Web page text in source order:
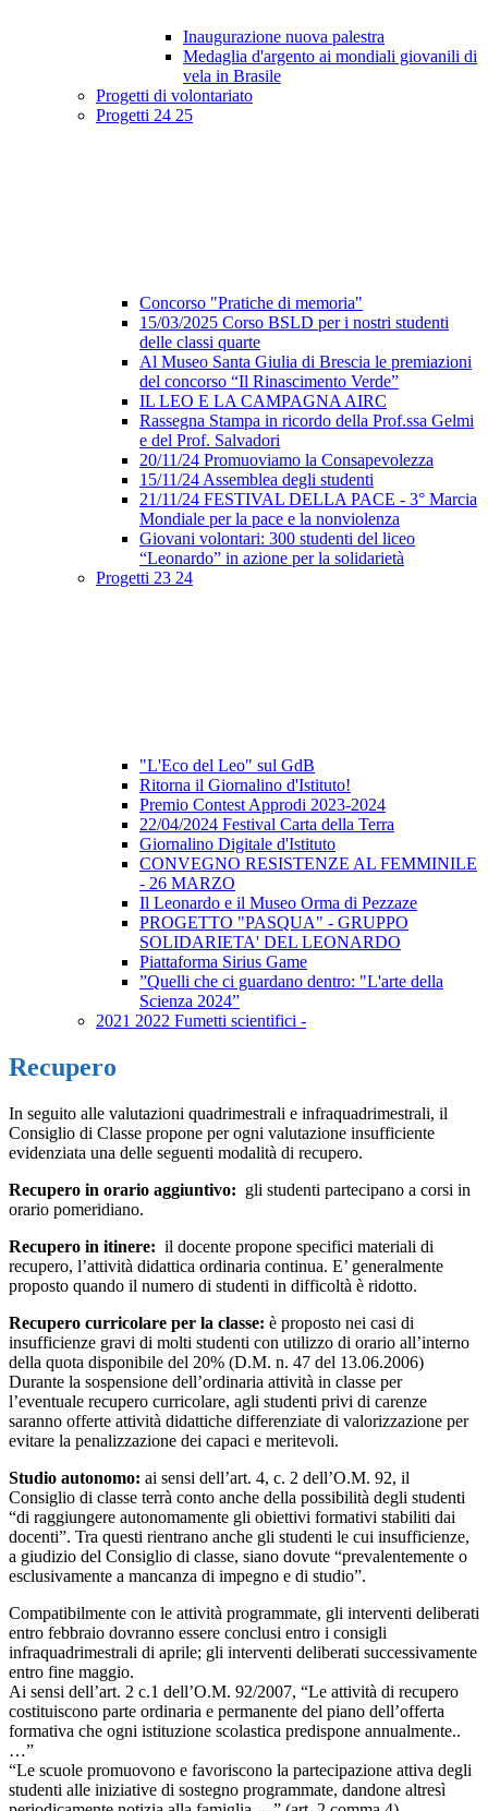
Inaugurazione nuova palestra
Medaglia d'argento ai mondiali giovanili di
vela in Brasile
Progetti di volontariato
Progetti 24 25
Concorso "Pratiche di memoria"
15/03/2025 Corso BSLD per i nostri studenti
delle classi quarte
Al Museo Santa Giulia di Brescia le premiazioni
del concorso “Il Rinascimento Verde”
IL LEO E LA CAMPAGNA AIRC
Rassegna Stampa in ricordo della Prof.ssa Gelmi
e del Prof. Salvadori
20/11/24 Promuoviamo la Consapevolezza
15/11/24 Assemblea degli studenti
21/11/24 FESTIVAL DELLA PACE - 3° Marcia
Mondiale per la pace e la nonviolenza
Giovani volontari: 300 studenti del liceo
“Leonardo” in azione per la solidarietà
Progetti 23 24
"L'Eco del Leo" sul GdB
Ritorna il Giornalino d'Istituto!
Premio Contest Approdi 2023-2024
22/04/2024 Festival Carta della Terra
Giornalino Digitale d'Istituto
CONVEGNO RESISTENZE AL FEMMINILE
- 26 MARZO
Il Leonardo e il Museo Orma di Pezzaze
PROGETTO "PASQUA" - GRUPPO
SOLIDARIETA' DEL LEONARDO
Piattaforma Sirius Game
”Quelli che ci guardano dentro: "L'arte della
Scienza 2024”
2021 2022 Fumetti scientifici -
Recupero
In seguito alle valutazioni quadrimestrali e infraquadrimestrali, il
Consiglio di Classe propone per ogni valutazione insufficiente
evidenziata una delle seguenti modalità di recupero.
Recupero in orario aggiuntivo: gli studenti partecipano a corsi in
orario pomeridiano.
Recupero in itinere: il docente propone specifici materiali di
recupero, l’attività didattica ordinaria continua. E’ generalmente
proposto quando il numero di studenti in difficoltà è ridotto.
Recupero curricolare per la classe: è proposto nei casi di
insufficienze gravi di molti studenti con utilizzo di orario all’interno
della quota disponibile del 20% (D.M. n. 47 del 13.06.2006)
Durante la sospensione dell’ordinaria attività in classe per
l’eventuale recupero curricolare, agli studenti privi di carenze
saranno offerte attività didattiche differenziate di valorizzazione per
evitare la penalizzazione dei capaci e meritevoli.
Studio autonomo: ai sensi dell’art. 4, c. 2 dell’O.M. 92, il
Consiglio di classe terrà conto anche della possibilità degli studenti
“di raggiungere autonomamente gli obiettivi formativi stabiliti dai
docenti”. Tra questi rientrano anche gli studenti le cui insufficienze,
a giudizio del Consiglio di classe, siano dovute “prevalentemente o
esclusivamente a mancanza di impegno e di studio”.
Compatibilmente con le attività programmate, gli interventi deliberati
entro febbraio dovranno essere conclusi entro i consigli
infraquadrimestrali di aprile; gli interventi deliberati successivamente
entro fine maggio.
Ai sensi dell’art. 2 c.1 dell’O.M. 92/2007, “Le attività di recupero
costituiscono parte ordinaria e permanente del piano dell’offerta
formativa che ogni istituzione scolastica predispone annualmente..
…”
“Le scuole promuovono e favoriscono la partecipazione attiva degli
studenti alle iniziative di sostegno programmate, dandone altresì